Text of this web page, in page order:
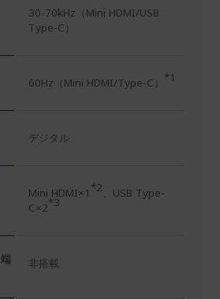
30-70kHz（Mini HDMI/USB
Type-C）
60Hz（Mini HDMI/Type-C） *1
デジタル
Mini HDMI×1 *2 、USB Type-
C×2*3
非搭載